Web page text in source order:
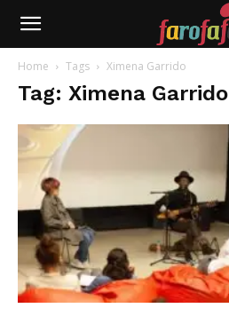
Farofafá
Home Tags Ximena Garrido
Tag: Ximena Garrido